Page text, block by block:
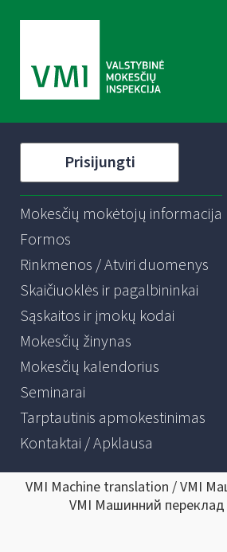
Prisijungti
Mokesčių mokėtojų informacija
Formos
Rinkmenos / Atviri duomenys
Skaičiuoklės ir pagalbininkai
Sąskaitos ir įmokų kodai
Mokesčių žinynas
Mokesčių kalendorius
Seminarai
Tarptautinis apmokestinimas
Kontaktai / Apklausa
VMI Machine translation / VMI
VMI Машинний переклад